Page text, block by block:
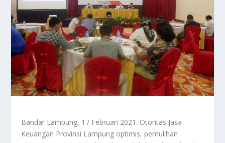
Bandar Lampung, 17 Februari 2021. Otoritas Jasa
Keuangan Provinsi Lampung optimis, pemulihan